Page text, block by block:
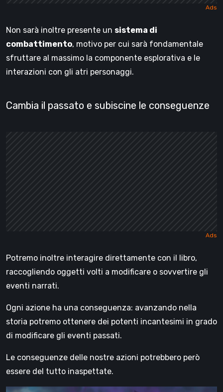
Non sarà inoltre presente un sistema di
combattimento, motivo per cui sarà fondamentale
sfruttare al massimo la componente esplorativa e le
interazioni con gli atri personaggi.
Cambia il passato e subiscine le conseguenze
Potremo inoltre interagire direttamente con il libro,
raccogliendo oggetti volti a modificare o sovvertire gli
eventi narrati.
Ogni azione ha una conseguenza: avanzando nella
storia potremo ottenere dei potenti incantesimi in grado
di modificare gli eventi passati.
Le conseguenze delle nostre azioni potrebbero però
essere del tutto inaspettate.